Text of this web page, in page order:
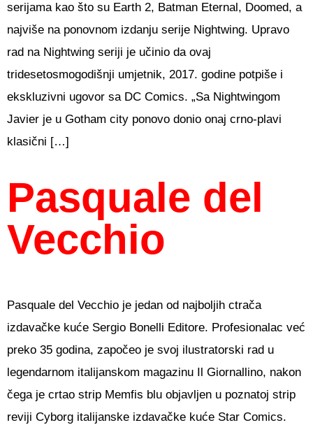
serijama kao što su Earth 2, Batman Eternal, Doomed, a
najviše na ponovnom izdanju serije Nightwing. Upravo
rad na Nightwing seriji je učinio da ovaj
tridesetosmogodišnji umjetnik, 2017. godine potpiše i
ekskluzivni ugovor sa DC Comics. „Sa Nightwingom
Javier je u Gotham city ponovo donio onaj crno-plavi
klasični […]
Pasquale del
Vecchio
Pasquale del Vecchio je jedan od najboljih ctrača
izdavačke kuće Sergio Bonelli Editore. Profesionalac već
preko 35 godina, započeo je svoj ilustratorski rad u
legendarnom italijanskom magazinu Il Giornallino, nakon
čega je crtao strip Memfis blu objavljen u poznatoj strip
reviji Cyborg italijanske izdavačke kuće Star Comics.